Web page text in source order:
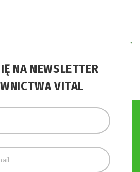
NA NEWSLETTER
VITAL